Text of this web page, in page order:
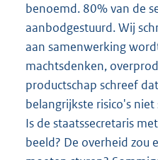
benoemd. 80% van de
aanbodgestuurd. Wij
aan samenwerking
machtsdenken,
productschap schreef
belangrijkste risico's
Is de staatssecretaris
beeld? De overheid zou